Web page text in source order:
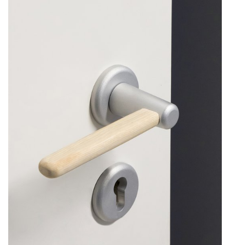
sur ce qu'est le travail, et sur la manière dont nous travaillons et
les lieux où nous travaillons. Les espaces publics et privés
s'effondrent en un seul royaume avec toutes ses conséquences
sociales, économiques et politiques. Pour ce projet, nous
voulions voir des idées visionnaires sur le lieu et la manière dont
nous travaillerons à l'avenir et des solutions pour le travail à
domicile, traduites dans un design surprenant et pertinent. Ce
nouveau "poste de travail à domicile" pourrait être un meuble, un
objet ou un espace transformant.